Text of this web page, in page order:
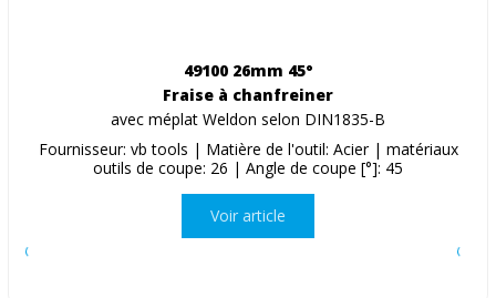
49100 26mm 45°
Fraise à chanfreiner
avec méplat Weldon selon DIN1835-B
Fournisseur: vb tools | Matière de l'outil: Acier | matériaux
outils de coupe: 26 | Angle de coupe [°]: 45
Voir article